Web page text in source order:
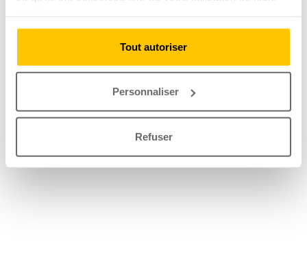
Tout autoriser
Personnaliser
Refuser